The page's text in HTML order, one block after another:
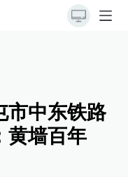
市中东铁路
黄墙百年